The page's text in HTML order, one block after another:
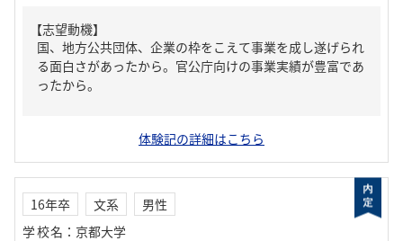
【志望動機】
国、地方公共団体、企業の枠をこえて事業を成し遂げられ
る面白さがあったから。官公庁向けの事業実績が豊富であ
ったから。
体験記の詳細はこちら
16年卒 文系
男性
学校名 ： 京都大学